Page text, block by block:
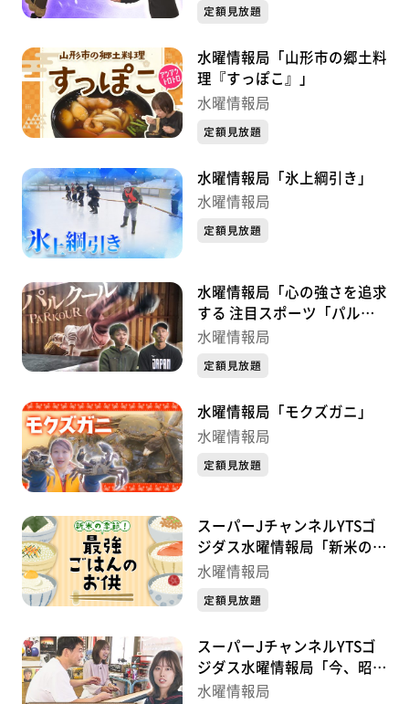
定額見放題
水曜情報局「山形市の郷土料
理『すっぽこ』」
水曜情報局
定額見放題
水曜情報局「氷上綱引き」
水曜情報局
定額見放題
水曜情報局「心の強さを追求
する 注目スポーツ「パルク
ール」」
水曜情報局
定額見放題
水曜情報局「モクズガニ」
水曜情報局
定額見放題
スーパーJチャンネルYTSゴ
ジダス水曜情報局「新米の季
節！最強ごはんのお供 」
水曜情報局
定額見放題
スーパーJチャンネルYTSゴ
ジダス水曜情報局「今、昭和
レトロがアツい！」
水曜情報局